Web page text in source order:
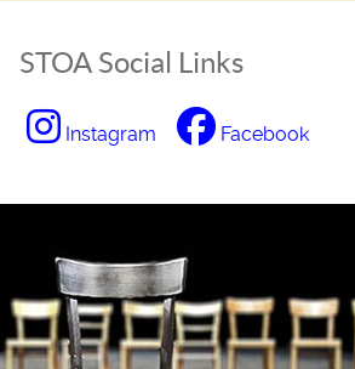
STOA Social Links
Instagram Facebook